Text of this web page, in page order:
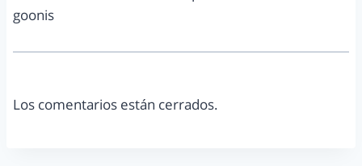
goonis
Los comentarios están cerrados.